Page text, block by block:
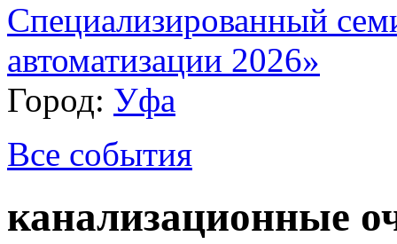
Специализированный
автоматизации 2026»
Город: Уфа
Все события
канализационные